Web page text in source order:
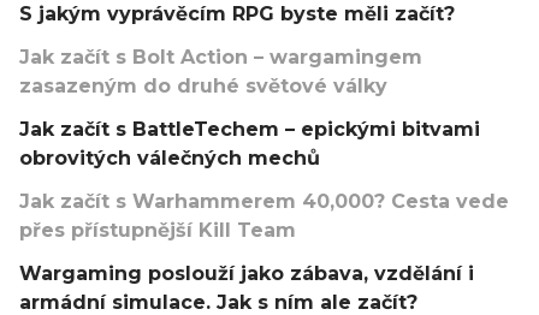
S jakým vyprávěcím RPG byste měli začít?
Jak začít s Bolt Action – wargamingem
zasazeným do druhé světové války
Jak začít s BattleTechem – epickými bitvami
obrovitých válečných mechů
Jak začít s Warhammerem 40,000? Cesta vede
přes přístupnější Kill Team
Wargaming poslouží jako zábava, vzdělání i
armádní simulace. Jak s ním ale začít?